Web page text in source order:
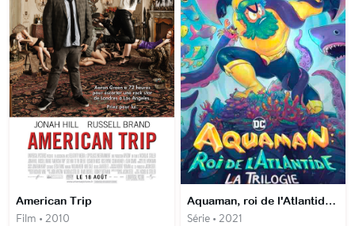
American Trip
Film • 2010
Aquaman, roi de l'Atlantide - La trilogie
Série • 2021